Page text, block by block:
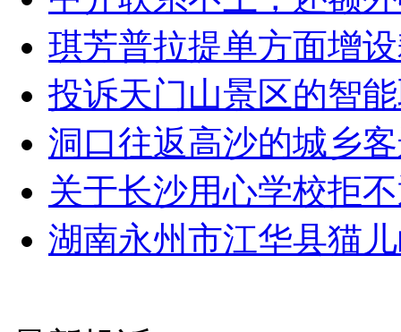
琪芳普拉提单方面增
投诉天门山景区的智
洞口往返高沙的城乡
关于长沙用心学校拒
湖南永州市江华县猫